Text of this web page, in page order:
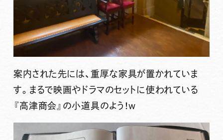
案内された先には、重厚な家具が置かれていま
す。まるで映画やドラマのセットに使われている
『高津商会』の小道具のよう！w